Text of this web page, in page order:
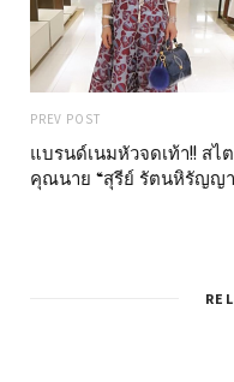
PREV POST
แบรนด์เนมหัวจดเท้า!! สไ
คุณนาย “สุรีย์ รัตนหิรัญญ